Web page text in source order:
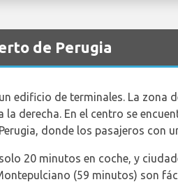
de Perugia
edificio de terminales. La zona
la derecha. En el centro se
donde los pasajeros con
20 minutos en coche, y
(59 minutos) son